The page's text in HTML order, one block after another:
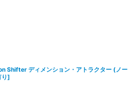
Shifter ディメンション・アトラクター (ノー
り]